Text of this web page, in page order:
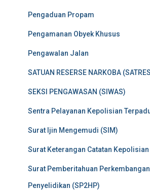
Pengaduan Propam
Pengamanan Obyek Khusus
Pengawalan Jalan
SATUAN RESERSE NARKOBA
SEKSI PENGAWASAN (SIWAS)
Sentra Pelayanan Kepolisian
Surat Ijin Mengemudi (SIM)
Surat Keterangan Catatan Kepolisian
Surat Pemberitahuan
Penyelidikan (SP2HP)